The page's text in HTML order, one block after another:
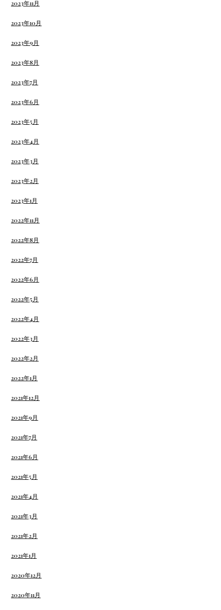
2023年11月
2023年10月
2023年9月
2023年8月
2023年7月
2023年6月
2023年5月
2023年4月
2023年3月
2023年2月
2023年1月
2022年11月
2022年8月
2022年7月
2022年6月
2022年5月
2022年4月
2022年3月
2022年2月
2022年1月
2021年12月
2021年9月
2021年7月
2021年6月
2021年5月
2021年4月
2021年3月
2021年2月
2021年1月
2020年12月
2020年11月